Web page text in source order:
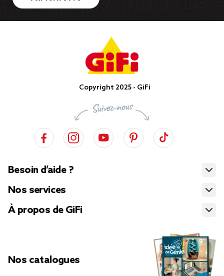
Copyright 2025 - GiFi
Besoin d’aide ?
Nos services
À propos de GiFi
Nos catalogues